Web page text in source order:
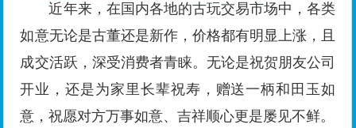
近年来，在国内各地的古玩交易市场中，各类
如意无论是古董还是新作，价格都有明显上涨，且
成交活跃，深受消费者青睐。无论是祝贺朋友公司
开业，还是为家里长辈祝寿，赠送一柄和田玉如
意，祝愿对方万事如意、吉祥顺心更是屡见不鲜。